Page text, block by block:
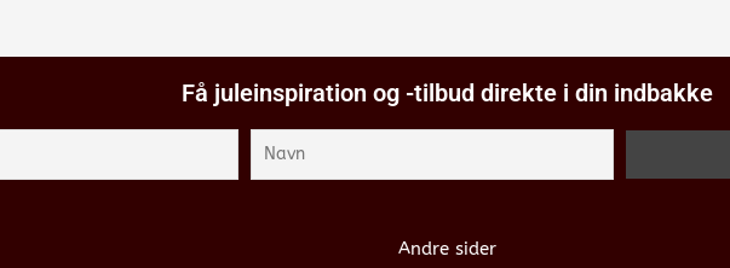
Få juleinspiration og -tilbud direkte i din indbakke
Andre sider